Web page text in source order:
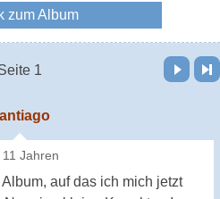
zum Album
1
Letzte Seite
11 Jahren
auf das ich mich jetzt